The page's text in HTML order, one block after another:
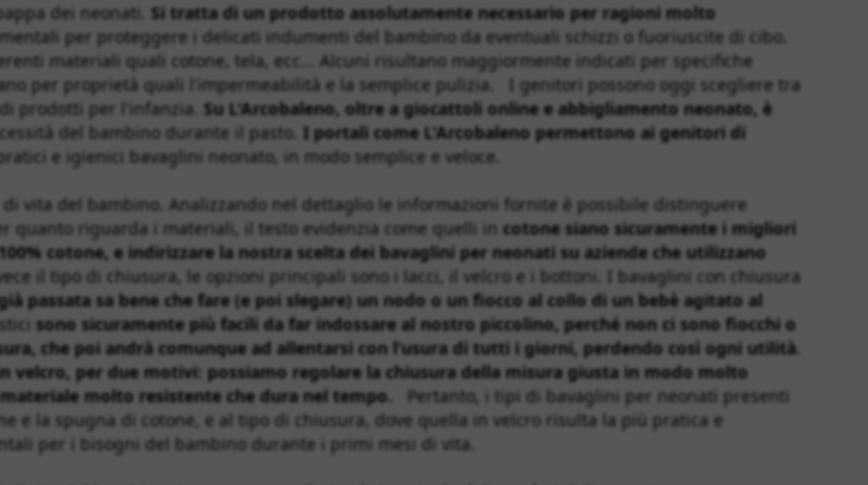
dei neonati. Si tratta di un prodotto assolutamente necessario per ragioni molto
per proteggere i delicati indumenti del bambino da eventuali schizzi o fuoriuscite di cibo.
materiali quali cotone, tela, ecc... Alcuni risultano maggiormente indicati per specifiche
per proprietà quali l'impermeabilità e la semplice pulizia. I genitori possono oggi scegliere tra
prodotti per l'infanzia. Su L'Arcobaleno, oltre a giocattoli online e abbigliamento neonato, è
del bambino durante il pasto. I portali come L'Arcobaleno permettono ai genitori di
e igienici bavaglini neonato, in modo semplice e veloce.
vita del bambino. Analizzando nel dettaglio le informazioni fornite è possibile distinguere
quanto riguarda i materiali, il testo evidenzia come quelli in cotone siano sicuramente i migliori
100% cotone, e indirizzare la nostra scelta dei bavaglini per neonati su aziende che utilizzano
il tipo di chiusura, le opzioni principali sono i lacci, il velcro e i bottoni. I bavaglini con chiusura
passata sa bene che fare (e poi slegare) un nodo o un fiocco al collo di un bebè agitato al
sono sicuramente più facili da far indossare al nostro piccolino, perché non ci sono fiocchi o
che poi andrà comunque ad allentarsi con l’usura di tutti i giorni, perdendo così ogni utilità.
velcro, per due motivi: possiamo regolare la chiusura della misura giusta in modo molto
molto resistente che dura nel tempo.
Pertanto, i tipi di bavaglini per neonati presenti
la spugna di cotone, e al tipo di chiusura, dove quella in velcro risulta la più pratica e
per i bisogni del bambino durante i primi mesi di vita.